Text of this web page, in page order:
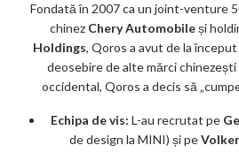
Fondată în 2007 ca un joint-venture
chinez Chery Automobileși
Holdings, Qoros a avut de la
deosebire de alte mărci
occidental, Qoros a decis să
Echipa de vis: L-au recrutat pe
de design la MINI) și pe